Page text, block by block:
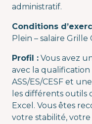
administratif.
Conditions
Plein – salaire Grille
Profil : Vous avez
avec la qualification
ASS/ES/CESF et
les différents
Excel. Vous êtes
votre stabilité,